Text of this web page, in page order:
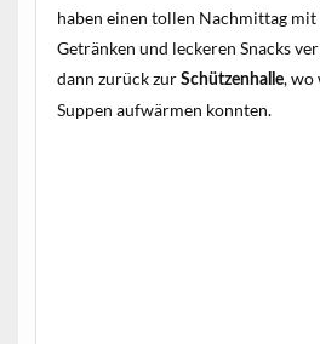
haben einen tollen Nachmittag mit
Getränken und leckeren Snacks
dann zurück zur Schützenhalle, wo
Suppen aufwärmen konnten.